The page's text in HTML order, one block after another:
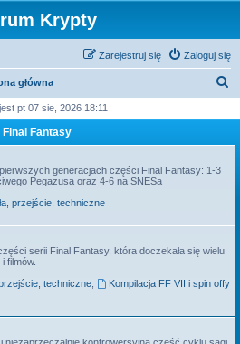
Krypty
Zaloguj się
Zarejestruj się
główna
k
pt 07 sie, 2026 18:11
Final Fantasy
generacjach części Final Fantasy: 1-3
Pegazusa oraz 4-6 na SNESa
przejście, techniczne
serii Final Fantasy, która doczekała się wielu
filmów.
techniczne,
Kompilacja FF VII i spin offy